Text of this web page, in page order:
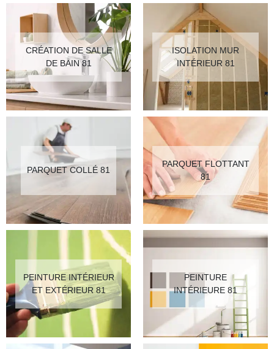
CRÉATION DE SALLE
DE BAIN 81
ISOLATION MUR
INTÉRIEUR 81
PARQUET COLLÉ 81
PARQUET FLOTTANT
81
PEINTURE INTÉRIEUR
ET EXTÉRIEUR 81
PEINTURE
INTÉRIEURE 81